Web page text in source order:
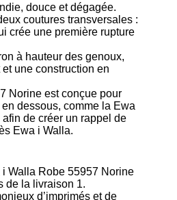
douce et dégagée.
coutures transversales :
crée une première rupture
à hauteur des genoux,
et une construction en
Norine est conçue pour
en dessous, comme la Ewa
afin de créer un rappel de
Ewa i Walla.
i Walla Robe 55957 Norine
de la livraison 1.
d’imprimés et de